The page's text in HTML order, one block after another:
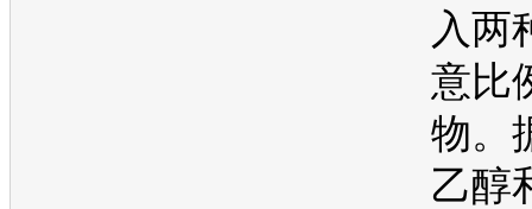
入两
意比
物。
乙醇